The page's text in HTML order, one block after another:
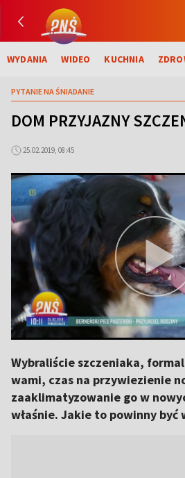
WYDANIA WIDEO KUCHNIA
PYTANIE NA ŚNIADANIE
DOM PRZYJAZNY
25.02.2019, 08:45
Wybraliście szczeniaka,
wami, czas na przywiezienie
zaaklimatyzowanie go w
właśnie. Jakie to powinny być